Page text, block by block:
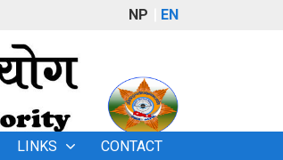
NP EN
LINKS CONTACT